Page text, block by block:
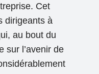
Cet
dirigeants à
au bout du
sur l’avenir de